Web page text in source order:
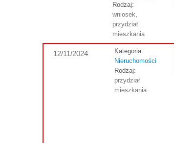
Rodzaj:
wniosek,
przydział
mieszkania
12/11/2024
Kategoria:
Nieruchomości
Rodzaj:
przydział
mieszkania